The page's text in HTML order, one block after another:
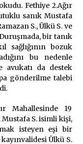
Legalleşecek Ümidinde
Fethiye 2.Ağır
sanık Mustafa
S., Ülkü S. ve
bir tanık
sağlığının bozuk
bu nedenle
avukatı da destek
gönderilme talebi
Mahallesinde 19
S. isimli kişi,
isteyen eşi bir
Ülkü S.